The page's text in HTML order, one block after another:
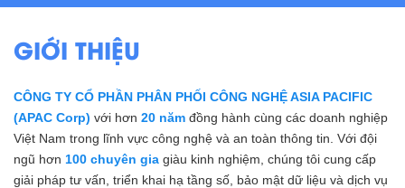
GIỚI THIỆU
CÔNG TY CỔ PHẦN PHÂN PHỐI CÔNG NGHỆ ASIA PACIFIC
(APAC Corp) với hơn 20 năm đồng hành cùng các doanh nghiệp
Việt Nam trong lĩnh vực công nghệ và an toàn thông tin. Với đội
ngũ hơn 100 chuyên gia giàu kinh nghiệm, chúng tôi cung cấp
giải pháp tư vấn, triển khai hạ tầng số, bảo mật dữ liệu và dịch vụ